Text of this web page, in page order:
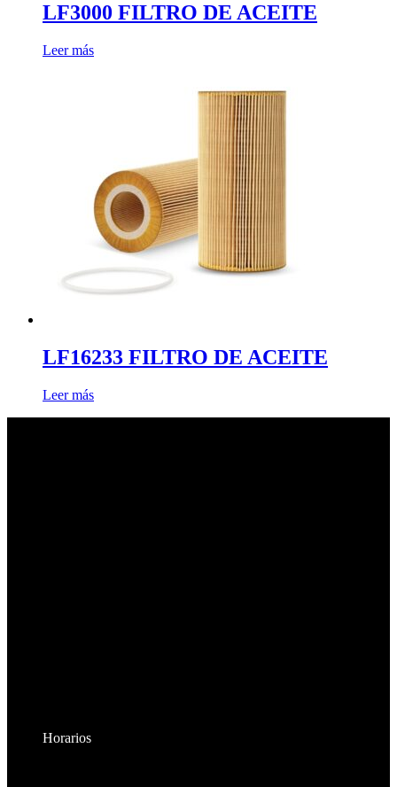
LF3000 FILTRO DE ACEITE
Leer más
LF16233 FILTRO DE ACEITE
Leer más
Horarios